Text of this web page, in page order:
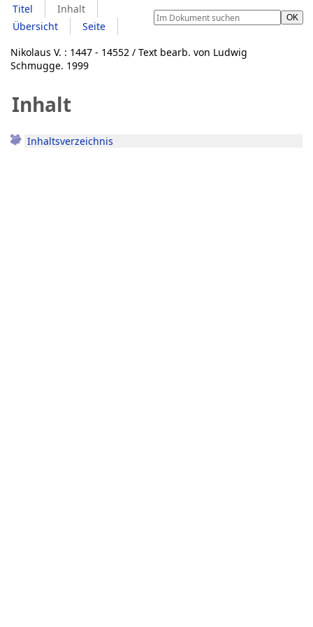
Titel
Inhalt
Übersicht
Seite
Nikolaus V. : 1447 - 14552 / Text bearb. von Ludwig
Schmugge. 1999
Inhalt
Inhaltsverzeichnis